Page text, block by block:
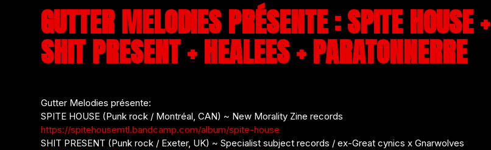
GUTTER MELODIES PRÉSENTE : SPITE HOUSE +
SHIT PRESENT + HEALEES + PARATONNERRE
Gutter Melodies présente:
SPITE HOUSE (Punk rock / Montréal, CAN) ~ New Morality Zine records
https://spitehousemtl.bandcamp.com/album/spite-house
SHIT PRESENT (Punk rock / Exeter, UK) ~ Specialist subject records / ex-Great cynics x Gnarwolves